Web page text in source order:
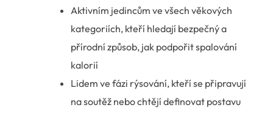
Aktivním jedincům ve všech věkových
kategoriích, kteří hledají bezpečný a
přírodní způsob, jak podpořit spalování
kalorií
Lidem ve fázi rýsování, kteří se připravují
na soutěž nebo chtějí definovat postavu